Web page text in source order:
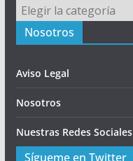
Menú
Nosotros
Aviso Legal
Nosotros
Nuestras Redes Sociales
Sígueme en Twitter